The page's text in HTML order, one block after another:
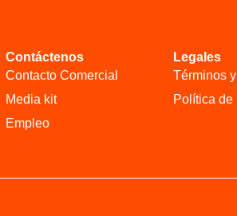
Contáctenos
Contacto Comercial
Media kit
Empleo
Legales
Términos
Política de